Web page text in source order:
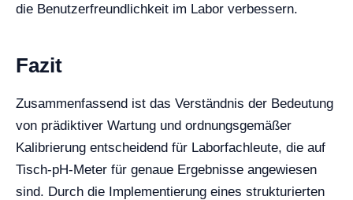
die Benutzerfreundlichkeit im Labor verbessern.
Fazit
Zusammenfassend ist das Verständnis der Bedeutung
von prädiktiver Wartung und ordnungsgemäßer
Kalibrierung entscheidend für Laborfachleute, die auf
Tisch-pH-Meter für genaue Ergebnisse angewiesen
sind. Durch die Implementierung eines strukturierten